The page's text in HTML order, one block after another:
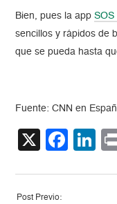
Bien, pues la appSOS
sencillos y rápidos de
que se pueda hasta
Fuente: CNN en
X
Post Previo: